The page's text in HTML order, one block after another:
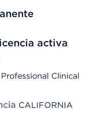
activa
Clinical
CALIFORNIA